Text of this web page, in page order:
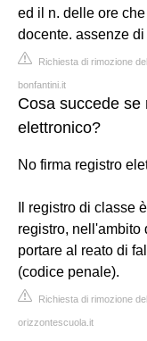
ed il n. delle ore
docente. assenze
Richiesta di rimozione
bonfantini.it
Cosa succede
elettronico?
No firma registro
Il registro di classe
registro, nell'ambito
portare al reato di
(codice penale).
Richiesta di rimozione
orizzontescuola.it